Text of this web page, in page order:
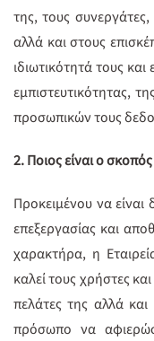
της, τους
αλλά και στους
ιδιωτικότητά τους
εμπιστευτικότητας,
προσωπικών τους
2. Ποιος είναι ο
Προκειμένου να
επεξεργασίας και
χαρακτήρα, η
καλεί τους χρήστες
πελάτες της αλλά
πρόσωπο να